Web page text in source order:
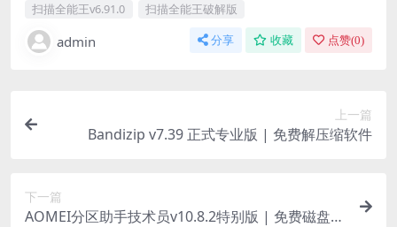
扫描全能王v6.91.0
扫描全能王破解版
admin 分享 收藏 点赞(0)
上一篇
Bandizip v7.39 正式专业版 | 免费解压缩软件
下一篇
AOMEI分区助手技术员v10.8.2特别版 | 免费磁盘分